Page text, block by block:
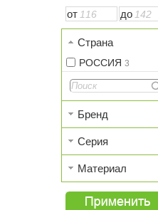
от
до
Страна
РОССИЯ 3
Бренд
Серия
Материал